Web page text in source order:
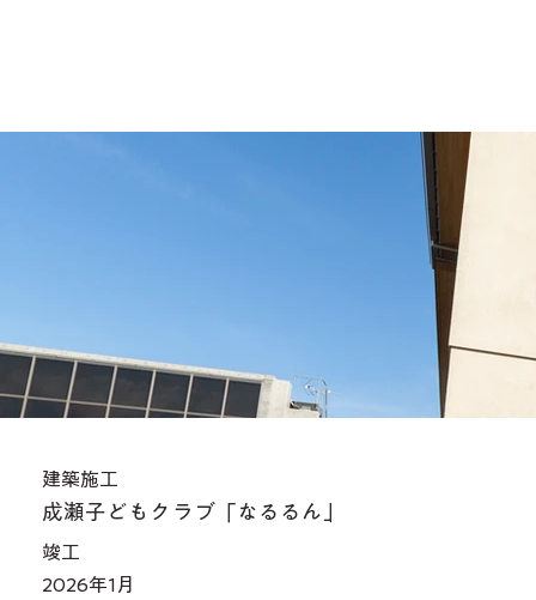
建築施工
成瀬子どもクラブ「なるるん」
​竣工
2026年1月